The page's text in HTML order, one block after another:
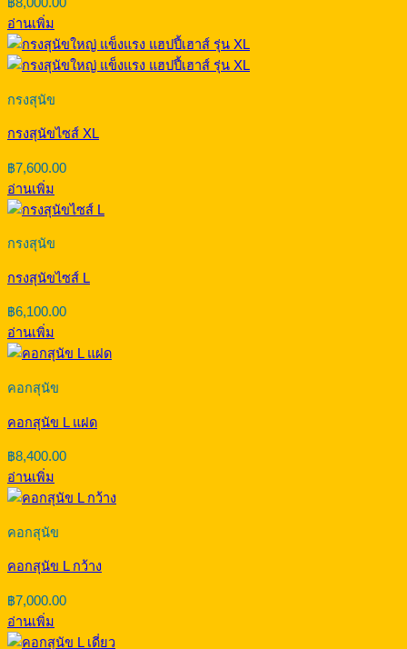
฿8,000.00
อ่านเพิ่ม
กรงสุนัข
กรงสุนัขไซส์ XL
฿7,600.00
อ่านเพิ่ม
กรงสุนัข
กรงสุนัขไซส์ L
฿6,100.00
อ่านเพิ่ม
คอกสุนัข
คอกสุนัข L แฝด
฿8,400.00
อ่านเพิ่ม
คอกสุนัข
คอกสุนัข L กว้าง
฿7,000.00
อ่านเพิ่ม